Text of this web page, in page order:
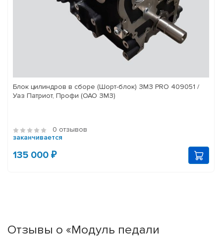
Блок цилиндров в сборе (Шорт-блок) ЗМЗ PRO 409051 /
Уаз Патриот, Профи (ОАО ЗМЗ)
0 отзывов
заканчивается
135 000 ₽
Отзывы о «Модуль педали